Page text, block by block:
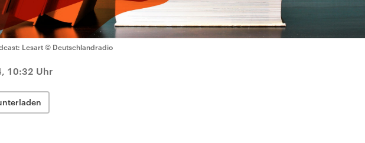
Lesart © Deutschlandradio
10:32 Uhr